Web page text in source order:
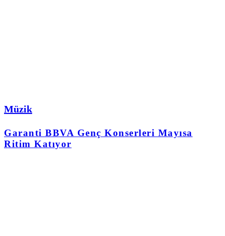
Müzik
Garanti BBVA Genç Konserleri Mayısa
Ritim Katıyor